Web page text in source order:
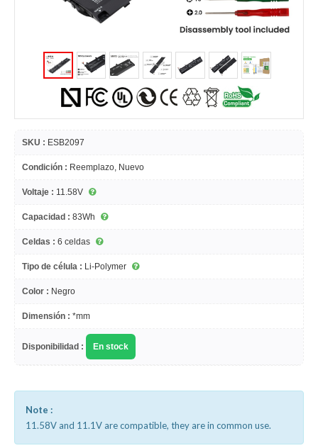
SKU : ESB2097
Condición : Reemplazo, Nuevo
Voltaje : 11.58V
Capacidad : 83Wh
Celdas : 6 celdas
Tipo de célula : Li-Polymer
Color : Negro
Dimensión : *mm
Disponibilidad : En stock
Note :
11.58V and 11.1V are compatible, they are in common use.